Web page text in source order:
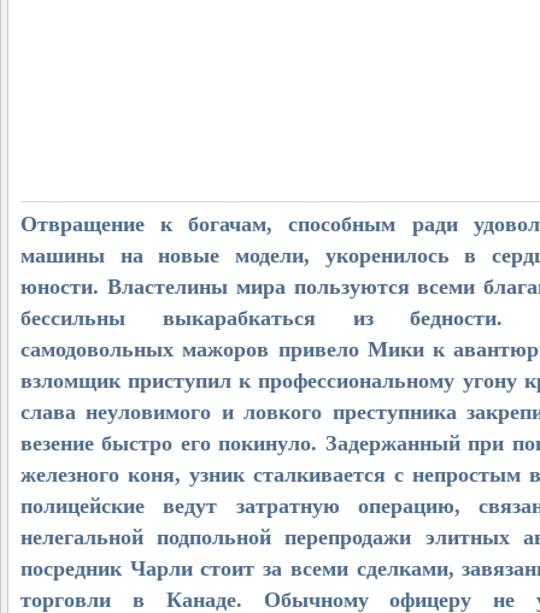
Отвращение к богачам, способным ради
машины на новые модели, укоренилось в
юности. Властелины мира пользуются всеми
бессильны выкарабкаться из бедности.
самодовольных мажоров привело Мики к
взломщик приступил к профессиональному угону
слава неуловимого и ловкого преступника
везение быстро его покинуло. Задержанный при
железного коня, узник сталкивается с
полицейские ведут затратную операцию,
нелегальной подпольной перепродажи элитных
посредник Чарли стоит за всеми сделками,
торговли в Канаде. Обычному офицеру не